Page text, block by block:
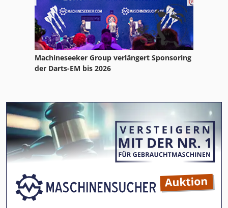
Machineseeker Group verlängert Sponsoring
der Darts-EM bis 2026